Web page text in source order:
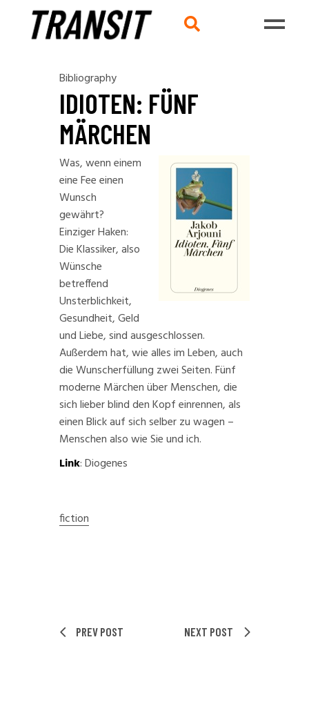
Bibliography
IDIOTEN: FÜNF
MÄRCHEN
Was, wenn einem
eine Fee einen
Wunsch
gewährt?
Einziger Haken:
Die Klassiker, also
Wünsche
betreffend
Unsterblichkeit,
Gesundheit, Geld
und Liebe, sind ausgeschlossen.
Außerdem hat, wie alles im Leben, auch
die Wunscherfüllung zwei Seiten. Fünf
moderne Märchen über Menschen, die
sich lieber blind den Kopf einrennen, als
einen Blick auf sich selber zu wagen –
Menschen also wie Sie und ich.
Link:Diogenes
fiction
PREV POST NEXT POST